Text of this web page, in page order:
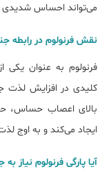
می‌تواند احساس شدیدی
نقش فرنولوم در
فرنولوم به عنوان
کلیدی در افزایش لذت
بالای اعصاب حساس،
ایجاد می‌کند و به اوج
آیا پارگی فرنولوم نیاز